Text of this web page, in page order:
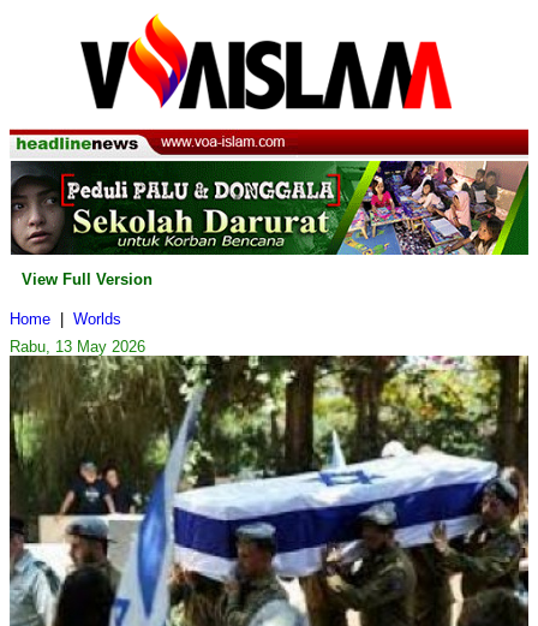
View Full Version
Home
Worlds
Rabu, 13 May 2026